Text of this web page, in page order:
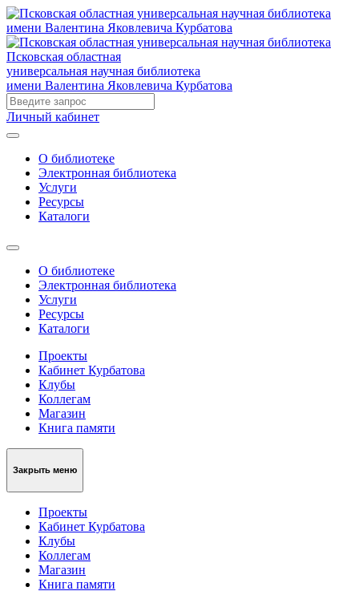
Псковская областная
универсальная научная библиотека
имени Валентина Яковлевича Курбатова
Личный кабинет
О библиотеке
Электронная библиотека
Услуги
Ресурсы
Каталоги
О библиотеке
Электронная библиотека
Услуги
Ресурсы
Каталоги
Проекты
Кабинет Курбатова
Клубы
Коллегам
Магазин
Книга памяти
Закрыть меню
Проекты
Кабинет Курбатова
Клубы
Коллегам
Магазин
Книга памяти